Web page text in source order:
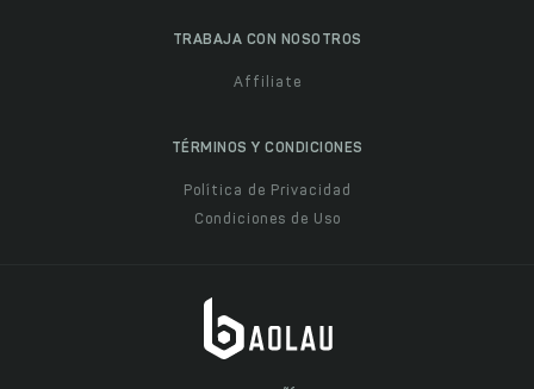
TRABAJA CON NOSOTROS
Affiliate
TÉRMINOS Y CONDICIONES
Política de Privacidad
Condiciones de Uso